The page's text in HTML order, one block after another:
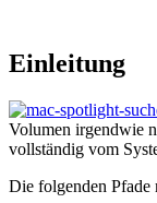
Einleitung
Volumen irgendwie
vollständig vom
Die folgenden Pfade